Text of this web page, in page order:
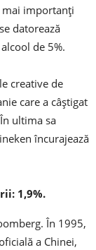
mai importanți
datorează
de 5%.
creative de
care a câștigat
ultima sa
încurajează
1,9%.
În 1995,
a Chinei,